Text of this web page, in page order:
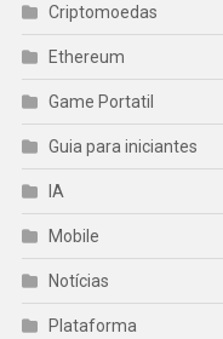
Criptomoedas
Ethereum
Game Portatil
Guia para iniciantes
IA
Mobile
Notícias
Plataforma